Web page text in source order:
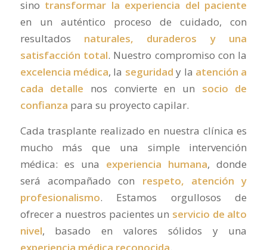
sino transformar la experiencia del paciente
en un auténtico proceso de cuidado, con
resultados naturales, duraderos y una
satisfacción total. Nuestro compromiso con la
excelencia médica, la seguridad y la atención a
cada detalle nos convierte en un socio de
confianza para su proyecto capilar.
Cada trasplante realizado en nuestra clínica es
mucho más que una simple intervención
médica: es una experiencia humana, donde
será acompañado con respeto, atención y
profesionalismo. Estamos orgullosos de
ofrecer a nuestros pacientes un servicio de alto
nivel, basado en valores sólidos y una
experiencia médica reconocida.